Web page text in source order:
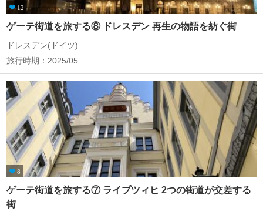
12
ゲーテ街道を旅する⑧ ドレスデン 再生の物語を紡ぐ街
ドレスデン(ドイツ)
旅行時期：2025/05
8
ゲーテ街道を旅する⑦ ライプツィヒ 2つの街道が交差する
街